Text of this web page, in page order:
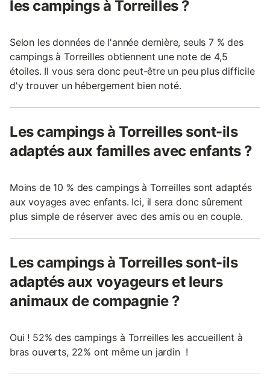
les campings à Torreilles ?
Selon les données de l'année dernière, seuls 7 % des
campings à Torreilles obtiennent une note de 4,5
étoiles. Il vous sera donc peut-être un peu plus difficile
d'y trouver un hébergement bien noté.
Les campings à Torreilles sont-ils
adaptés aux familles avec enfants ?
Moins de 10 % des campings à Torreilles sont adaptés
aux voyages avec enfants. Ici, il sera donc sûrement
plus simple de réserver avec des amis ou en couple.
Les campings à Torreilles sont-ils
adaptés aux voyageurs et leurs
animaux de compagnie ?
Oui ! 52% des campings à Torreilles les accueillent à
bras ouverts, 22% ont même un jardin !